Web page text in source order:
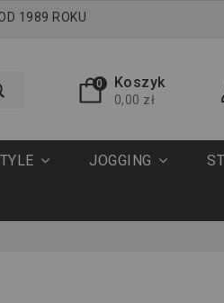
1989 ROKU
0 Koszyk
0,00 zł
JOGGING